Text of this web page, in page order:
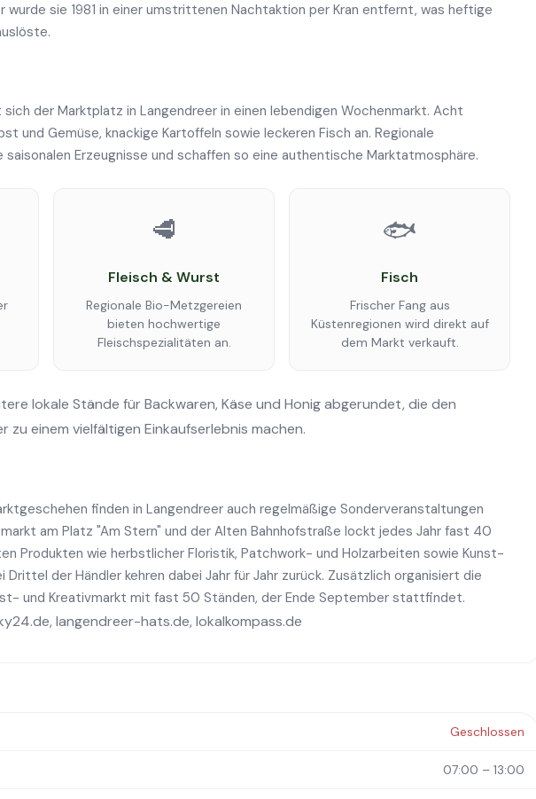
wurde sie 1981 in einer umstrittenen Nachtaktion per Kran entfernt, was heftige
der Marktplatz in Langendreer in einen lebendigen Wochenmarkt. Acht
und Gemüse, knackige Kartoffeln sowie leckeren Fisch an. Regionale
Erzeugnisse und schaffen so eine authentische Marktatmosphäre.
🥩
Fleisch & Wurst
Regionale Bio-Metzgereien
bieten hochwertige
Fleischspezialitäten an.
🐟
Fisch
Frischer Fang aus
Küstenregionen wird direkt auf
dem Markt verkauft.
lokale Stände für Backwaren, Käse und Honig abgerundet, die den
zu einem vielfältigen Einkaufserlebnis machen.
finden in Langendreer auch regelmäßige Sonderveranstaltungen
am Platz "Am Stern" und der Alten Bahnhofstraße lockt jedes Jahr fast 40
Produkten wie herbstlicher Floristik, Patchwork- und Holzarbeiten sowie Kunst-
Drittel der Händler kehren dabei Jahr für Jahr zurück. Zusätzlich organisiert die
und Kreativmarkt mit fast 50 Ständen, der Ende September stattfindet.
, langendreer-hats.de, lokalkompass.de
Geschlossen
07:00 – 13:00